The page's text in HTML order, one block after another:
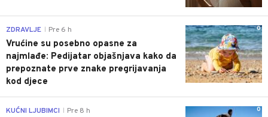
0
ZDRAVLJE Pre 6 h
Vrućine su posebno opasne za
najmlađe: Pedijatar objašnjava kako da
prepoznate prve znake pregrijavanja
kod djece
0
KUĆNI LJUBIMCI Pre 8 h